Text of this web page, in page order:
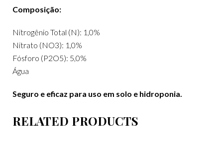
Composição:
Nitrogênio Total (N): 1,0%
Nitrato (NO3): 1,0%
Fósforo (P2O5): 5,0%
Água
Seguro e eficaz para uso em solo e hidroponia.
RELATED PRODUCTS